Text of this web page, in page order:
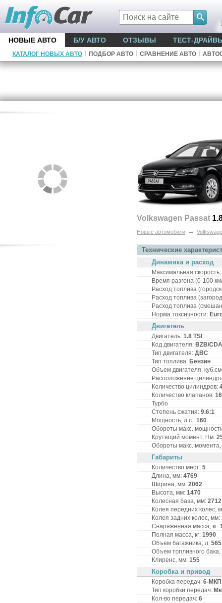
НОВЫЕ АВТО Б/У АВТО ОТЗЫВЫ ТЕСТ-
КАТАЛОГ НОВЫХ АВТО ПОДБОР АВТО СРАВНЕНИЕ АВТО
Volkswagen Passat
Новые автомобили →
Технические
Динамика и расход
Максимальная
Время разгона (0-100
Расход топлива
Расход топлива
Расход топлива
Норма токсичности:
Двигатель
Двигатель: 1.8 TSI
Код двигателя: BZB/
Тип двигателя: ДВС
Тип топлива: Бензин
Объем двигателя,
Расположение
Количество цилиндров:
Количество клапанов: 16
Турбо
Степень сжатия: 9.6:1
Мощность, л.с.: 160
Обороты макс.
Крутящий момент, Нм:
Обороты макс.
Габариты
Количество мест: 5
Длина, мм: 4769
Ширина, мм: 2062
Высота, мм: 1470
Колесная база, мм: 2712
Колея передних колес,
Колея задних колес, мм:
Снаряженная масса, кг:
Полная масса, кг: 1990
Объем багажника, л: 565
Объем топливного
Клиренс, мм: 155
Коробка и привод
Коробка передач: 6-MКП
Тип коробки передач:
Кол-во передач: 6